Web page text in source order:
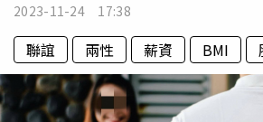
2023-11-24 17:38
聯誼 兩性 薪資 BMI